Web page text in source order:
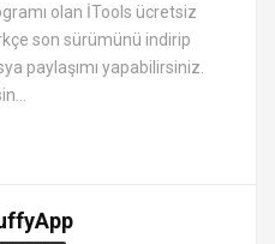
olan İTools ücretsiz
son sürümünü indirip
paylaşımı yapabilirsiniz.